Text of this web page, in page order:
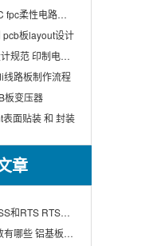
路板生产流程介绍
板layout设计
盘的大小及引线的孔径如何确定
路板制作流程
板变压器
面贴装 和 封装
章
RTS炉温曲线
基板的导热系数和热阻